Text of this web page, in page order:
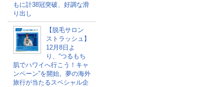
もに計38冠突破、好調な滑
り出し
【脱毛サロン
ストラッシュ】
12月8日よ
り、“つるもち
肌でハワイへ行こう！キャ
ンペーン”を開始。夢の海外
旅行が当たるスペシャル企